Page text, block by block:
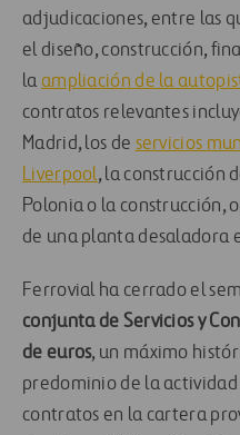
adjudicaciones, entre las
el diseño, construcción,
la ampliación de la
contratos relevantes
Madrid, los de servicios
Liverpool, la construcción
Polonia o la construcción,
de una planta desaladora
Ferrovial ha cerrado el
conjunta de Servicios y
de euros, un máximo
predominio de la
contratos en la cartera